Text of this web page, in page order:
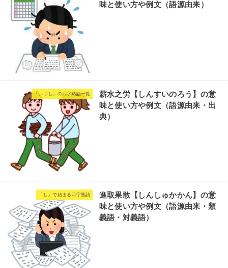
味と使い方や例文（語源由来）
「いつも」の四字熟語一覧
薪水之労【しんすいのろう】の意
味と使い方や例文（語源由来・出
典）
「し」で始まる四字熟語
進取果敢【しんしゅかかん】の意
味と使い方や例文（語源由来・類
義語・対義語）